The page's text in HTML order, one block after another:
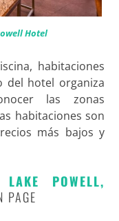
Hotel
habitaciones
del hotel organiza
las zonas
habitaciones son
más bajos y
POWELL,
PAGE